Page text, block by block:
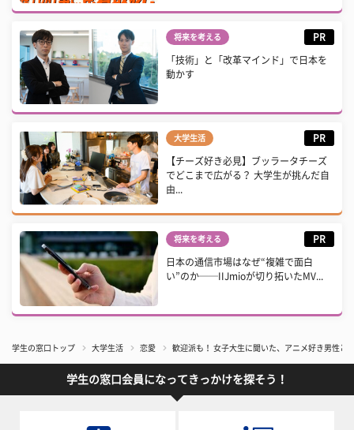
将来を考える PR
「技術」と「改革マインド」で日本を
動かす
大学生活 PR
【チーズ好き必見】ブッラータチーズ
でどこまで広がる？ 大学生が挑んだ自
由...
将来を考える PR
日本の通信市場はなぜ“複雑で面白
い”のか──IIJmioが切り拓いたMV...
学生の窓口トップ 大学生活 恋愛 歓迎派も！ 女子大生に聞いた、アニメ好き男性と
学生の窓口会員になってきっかけを探そう！